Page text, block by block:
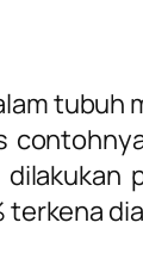
tubuh
terkena